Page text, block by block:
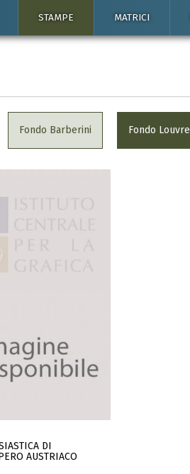
STAMPE MATRICI
Fondo Barberini Fondo Louvre
DI
AUSTRIACO